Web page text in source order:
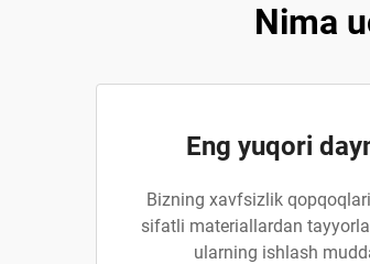
Nima
Eng yuqori
Bizning xavfsizlik
sifatli materiallardan
ularning ishlash